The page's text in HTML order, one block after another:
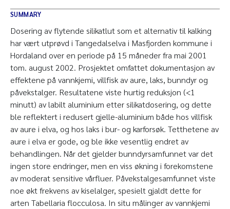
SUMMARY
Dosering av flytende silikatlut som et alternativ til kalking
har vært utprøvd i Tangedalselva i Masfjorden kommune i
Hordaland over en periode på 15 måneder fra mai 2001
tom. august 2002. Prosjektet omfattet dokumentasjon av
effektene på vannkjemi, villfisk av aure, laks, bunndyr og
påvekstalger. Resultatene viste hurtig reduksjon (<1
minutt) av labilt aluminium etter silikatdosering, og dette
ble reflektert i redusert gjelle-aluminium både hos villfisk
av aure i elva, og hos laks i bur- og karforsøk. Tetthetene av
aure i elva er gode, og ble ikke vesentlig endret av
behandlingen. Når det gjelder bunndyrsamfunnet var det
ingen store endringer, men en viss økning i forekomstene
av moderat sensitive vårfluer. Påvekstalgesamfunnet viste
noe økt frekvens av kiselalger, spesielt gjaldt dette for
arten Tabellaria flocculosa. In situ målinger av vannkjemi